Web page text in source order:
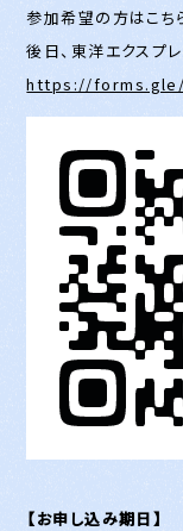
参加希望の方はこち
後日、東洋エクスプ
https://forms.gle/
【お申し込み期日】